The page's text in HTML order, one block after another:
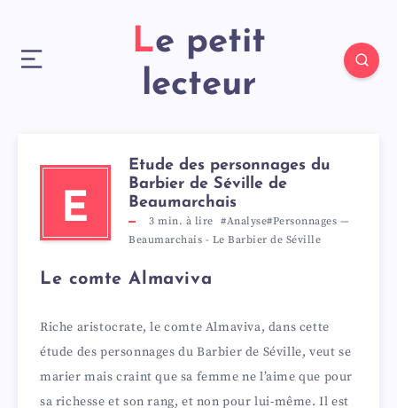
Le petit
lecteur
E
Etude des personnages du
Barbier de Séville de
Beaumarchais
3 min. à lire #Analyse#Personnages —
Beaumarchais - Le Barbier de Séville
Le comte Almaviva
Riche aristocrate, le comte Almaviva, dans cette
étude des personnages du Barbier de Séville, veut se
marier mais craint que sa femme ne l’aime que pour
sa richesse et son rang, et non pour lui-même. Il est